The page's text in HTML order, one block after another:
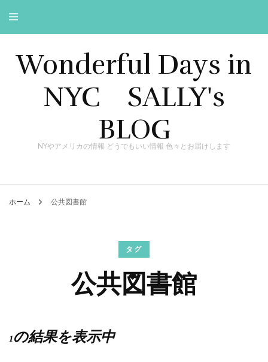
Wonderful Days in
NYC SALLY's
BLOG
NYやアメリカの情報 どうでもいい情報 色々とお届けします
ホーム 公共図書館
タグ
公共図書館
1の結果を表示中